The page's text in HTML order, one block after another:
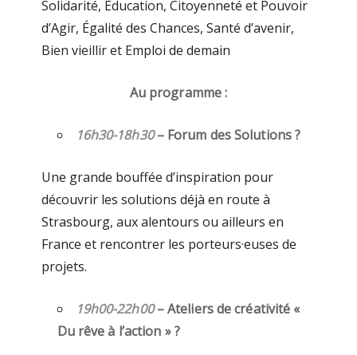
Solidarité, Éducation, Citoyenneté et Pouvoir
d’Agir, Égalité des Chances, Santé d’avenir,
Bien vieillir et Emploi de demain
Au programme :
16h30-18h30– Forum des Solutions?
Une grande bouffée d’inspiration pour
découvrir les solutions déjà en route à
Strasbourg, aux alentours ou ailleurs en
France et rencontrer les porteurs·euses de
projets.
19h00-22h00– Ateliers de créativité «
Du rêve à l’action »?